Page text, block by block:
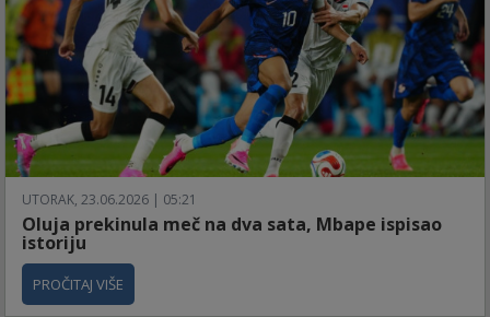
UTORAK, 23.06.2026 | 05:21
Oluja prekinula meč na dva sata, Mbape ispisao
istoriju
PROČITAJ VIŠE